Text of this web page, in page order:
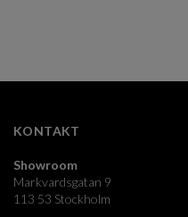
KONTAKT
Showroom
Markvardsgatan 9
113 53 Stockholm